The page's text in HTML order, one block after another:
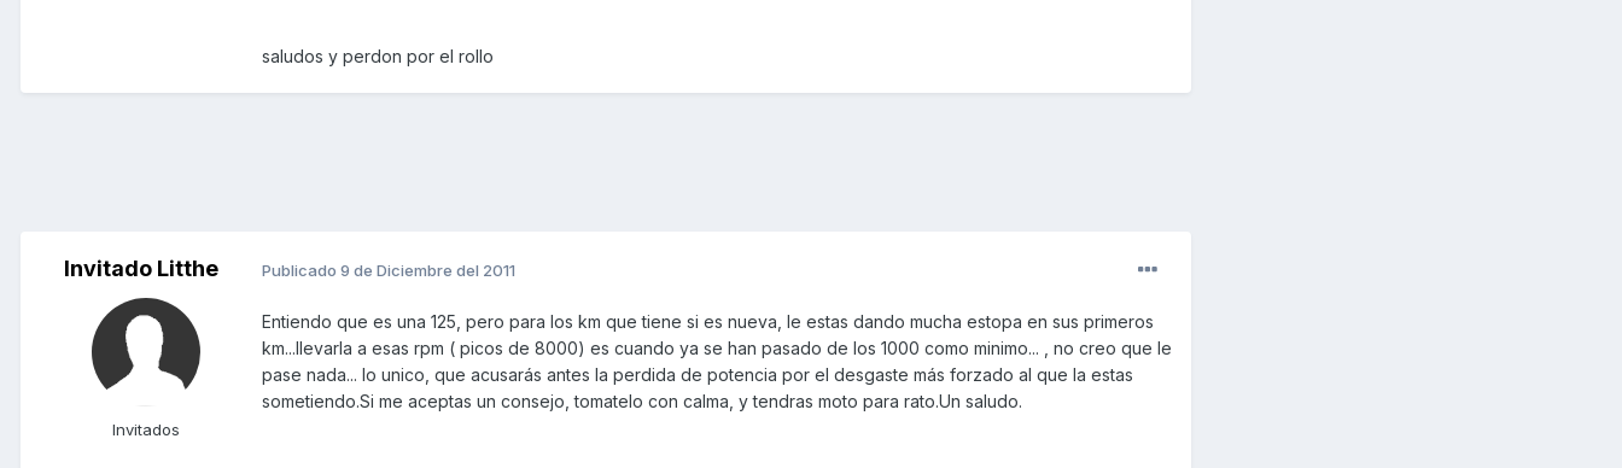
saludos y perdon por el rollo
Invitado Litthe
Invitados
Publicado 9 de Diciembre del 2011
Entiendo que es una 125, pero para los km que tiene si es nueva, le estas dando mucha estopa en sus primeros
km...llevarla a esas rpm ( picos de 8000) es cuando ya se han pasado de los 1000 como minimo... , no creo que le
pase nada... lo unico, que acusarás antes la perdida de potencia por el desgaste más forzado al que la estas
sometiendo.Si me aceptas un consejo, tomatelo con calma, y tendras moto para rato.Un saludo.